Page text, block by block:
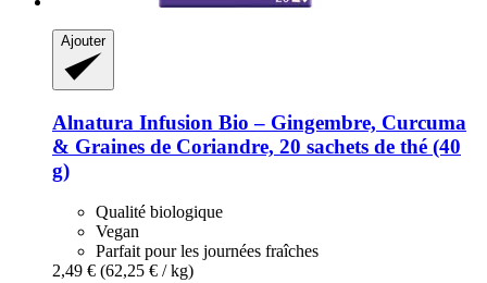
Ajouter
Alnatura Infusion Bio – Gingembre, Curcuma
& Graines de Coriandre, 20 sachets de thé (40
g)
Qualité biologique
Vegan
Parfait pour les journées fraîches
2,49 € (62,25 € / kg)